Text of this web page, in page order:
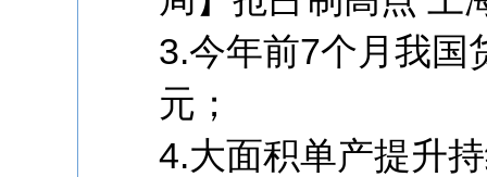
3.今年前7个月我国
元；
4.大面积单产提升